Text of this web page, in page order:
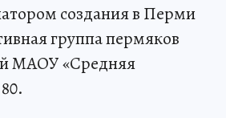
создания в Перми
группа пермяков
МАОУ «Средняя